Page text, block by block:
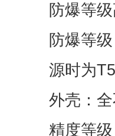
防爆等
防爆等
源时为
外壳：
精度等